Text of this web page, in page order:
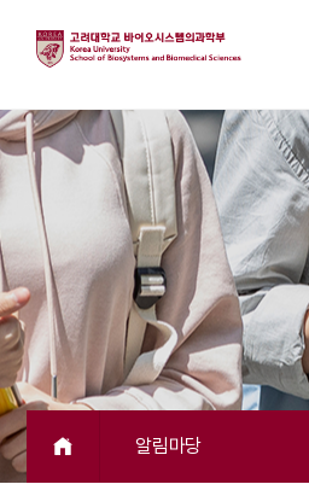
알림마당